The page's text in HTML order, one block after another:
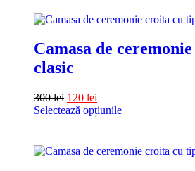
Camasa de
clasic
300lei 120 lei
Selectează opțiunile